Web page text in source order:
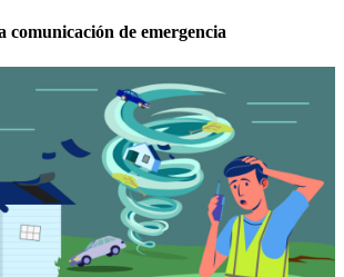
comunicación de emergencia